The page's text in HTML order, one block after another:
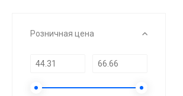
Розничная цена